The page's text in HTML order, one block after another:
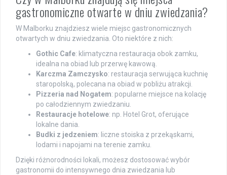
gastronomiczne otwarte w dniu zwiedzania?
W Malborku znajdziesz wiele miejsc gastronomicznych
otwartych w dniu zwiedzania. Oto niektóre z nich:
Gothic Cafe: klimatyczna restauracja obok zamku,
idealna na obiad lub przerwę kawową.
Karczma Zamczysko: restauracja serwująca kuchnię
staropolską, polecana na obiad w pobliżu atrakcji.
Pizzeria nad Nogatem: popularne miejsce na kolację
po całodziennym zwiedzaniu.
Restauracje hotelowe: np. Hotel Grot, oferujące
lokalne dania.
Budki z jedzeniem: liczne stoiska z przekąskami,
lodami i napojami na terenie zamku.
Dzięki różnorodności lokali, możesz dostosować wybór
gastronomii do intensywnego dnia zwiedzania lub